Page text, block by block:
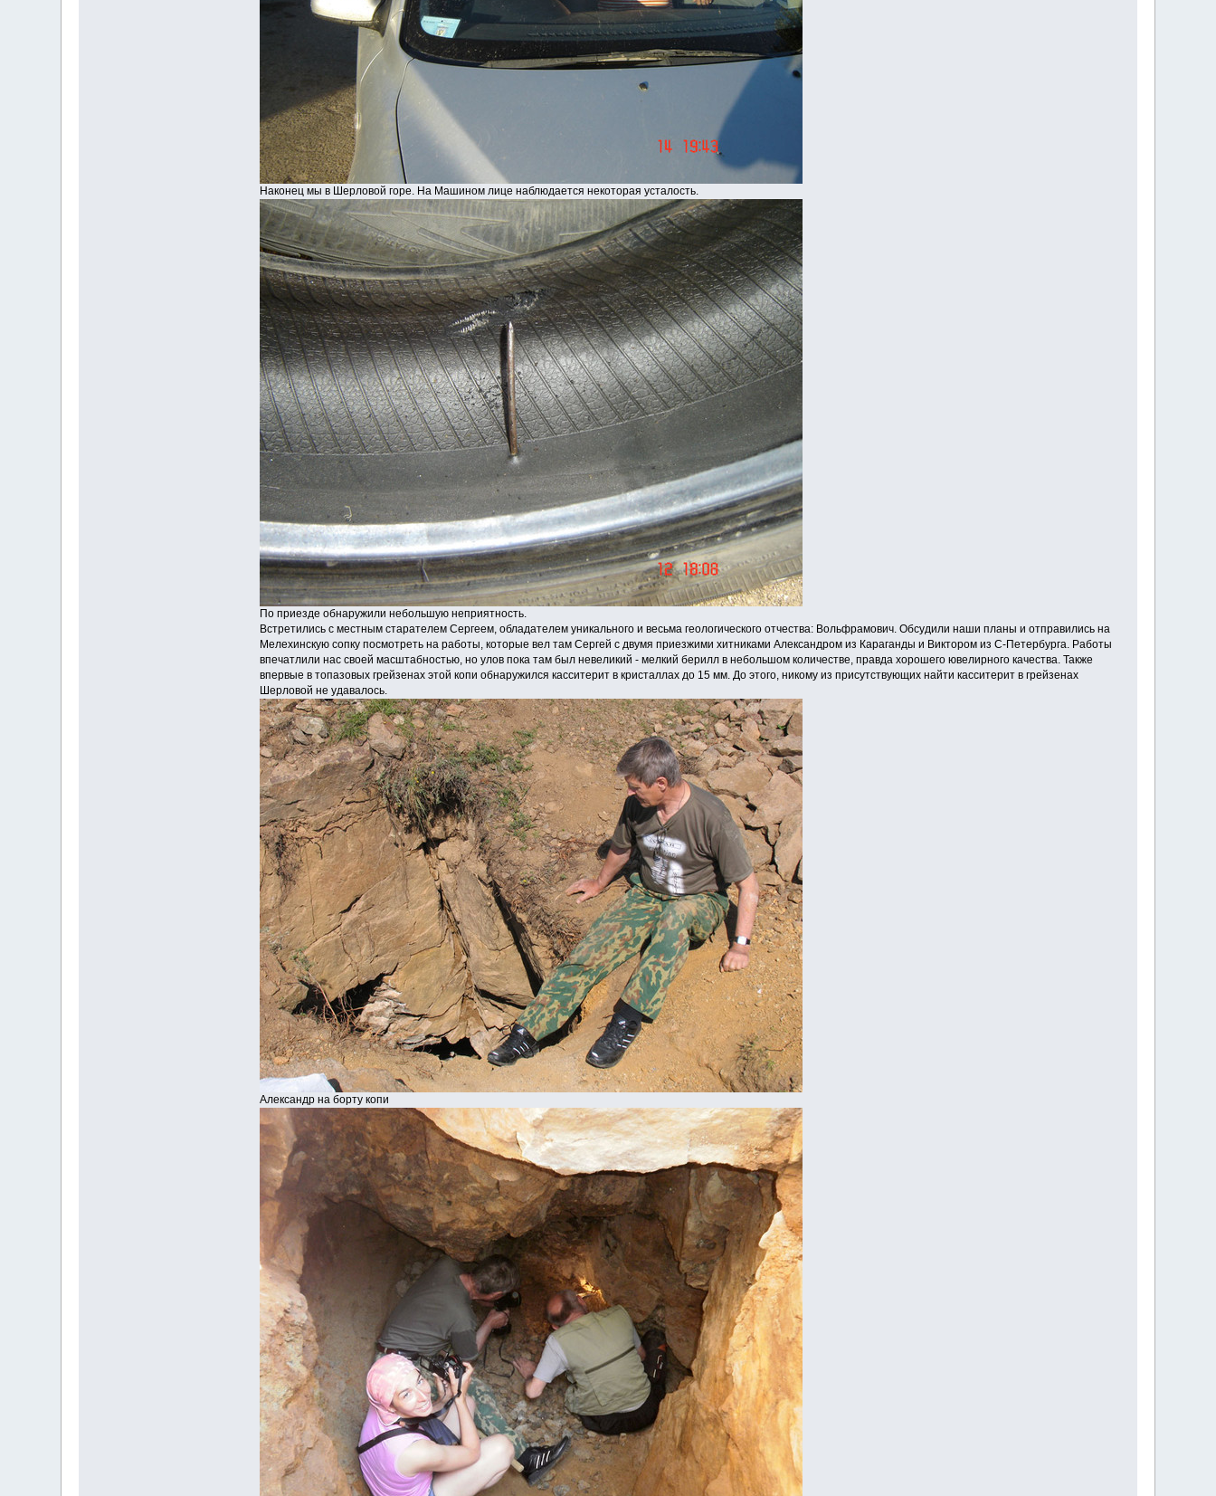
Наконец мы в Шерловой горе. На Машином лице наблюдается некоторая усталость.
По приезде обнаружили небольшую неприятность.
Встретились с местным старателем Сергеем, обладателем уникального и весьма геологического отчества: Вольфрамович. Обсудили наши планы и отправились на
Мелехинскую сопку посмотреть на работы, которые вел там Сергей с двумя приезжими хитниками Александром из Караганды и Виктором из С-Петербурга. Работы
впечатлили нас своей масштабностью, но улов пока там был невеликий - мелкий берилл в небольшом количестве, правда хорошего ювелирного качества. Также
впервые в топазовых грейзенах этой копи обнаружился касситерит в кристаллах до 15 мм. До этого, никому из присутствующих найти касситерит в грейзенах
Шерловой не удавалось.
Александр на борту копи